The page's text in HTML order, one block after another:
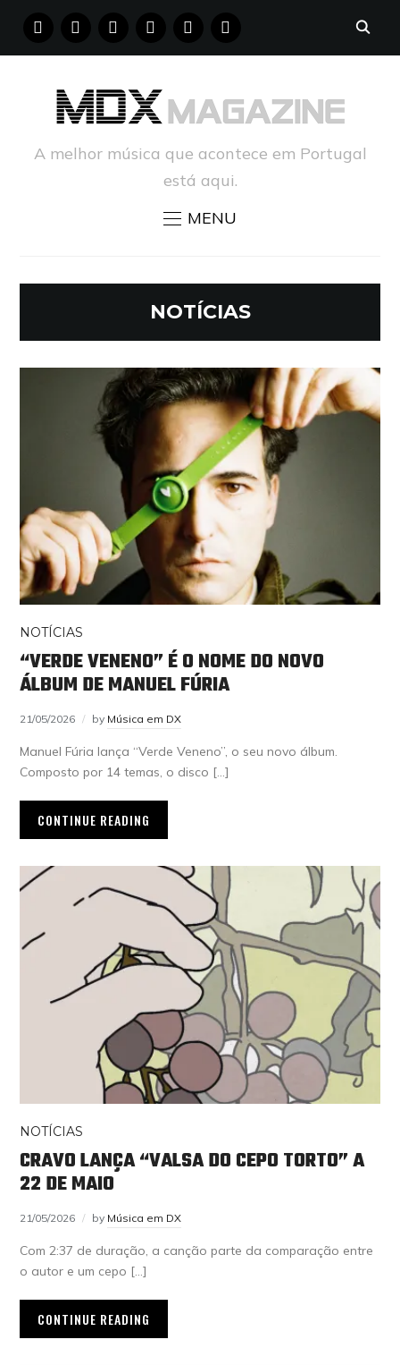
FACEBOOKINSTAGRAM
YOUTUBE PINTERESTTUMBLR
A melhor música que acontece em Portugal
está aqui.
MENU
NOTÍCIAS
NOTÍCIAS
“VERDE VENENO” É O NOME DO NOVO
ÁLBUM DE MANUEL FÚRIA
21/05/2026 by Música em DX
Manuel Fúria lança “Verde Veneno”, o seu novo álbum.
Composto por 14 temas, o disco […]
CONTINUE READING
NOTÍCIAS
CRAVO LANÇA “VALSA DO CEPO TORTO” A
22 DE MAIO
21/05/2026 by Música em DX
Com 2:37 de duração, a canção parte da comparação entre
o autor e um cepo […]
CONTINUE READING